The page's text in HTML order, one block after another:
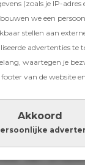
(zoals je IP-adres
we een
stellen aan
advertenties te
waartegen je
van de website
Akkoord
de
Volgens Dr.
moderne
ze te
Daardoor
ze alle
kinderen in
van